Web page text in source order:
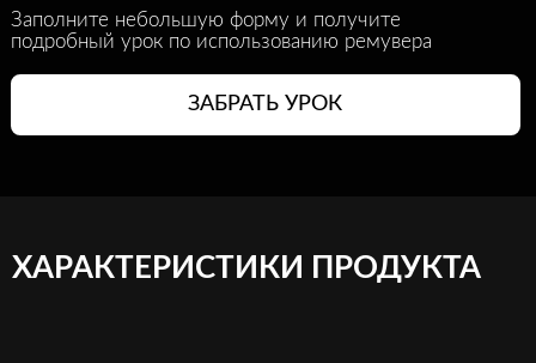
Заполните небольшую форму и получите
подробный урок по использованию ремувера
ЗАБРАТЬ УРОК
ХАРАКТЕРИСТИКИ ПРОДУКТА